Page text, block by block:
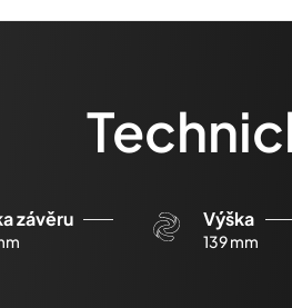
závěru Výška
139 mm